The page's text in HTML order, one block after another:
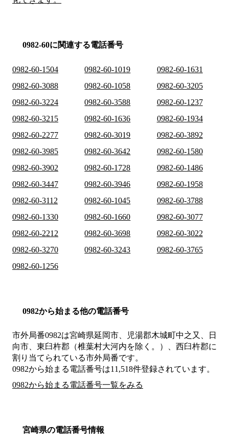
0982-60に関連する電話番号
0982-60-1504 0982-60-1019
0982-60-1631
0982-60-3088
0982-60-1058
0982-60-3205
0982-60-3224
0982-60-3588
0982-60-1237
0982-60-3215
0982-60-1636
0982-60-1934
0982-60-2277
0982-60-3019
0982-60-3892
0982-60-3985
0982-60-3642
0982-60-1580
0982-60-3902
0982-60-1728
0982-60-1486
0982-60-3447
0982-60-3946
0982-60-1958
0982-60-3112
0982-60-1045
0982-60-3788
0982-60-1330
0982-60-1660
0982-60-3077
0982-60-2212
0982-60-3698
0982-60-3022
0982-60-3270
0982-60-3243
0982-60-3765
0982-60-1256
0982から始まる他の電話番号
市外局番0982は宮崎県延岡市、児湯郡木城町中之又、日
向市、東臼杵郡（椎葉村大河内を除く。）、西臼杵郡に
割り当てられている市外局番です。
0982から始まる電話番号は11,518件登録されています。
0982から始まる電話番号一覧をみる
宮崎県の電話番号情報